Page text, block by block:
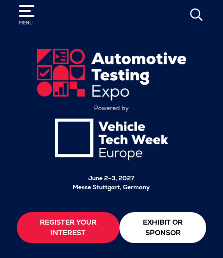
MENU
SEARCH
Powered by
June 2–3, 2027
Messe Stuttgart, Germany
REGISTER YOUR
INTEREST
EXHIBIT OR
SPONSOR